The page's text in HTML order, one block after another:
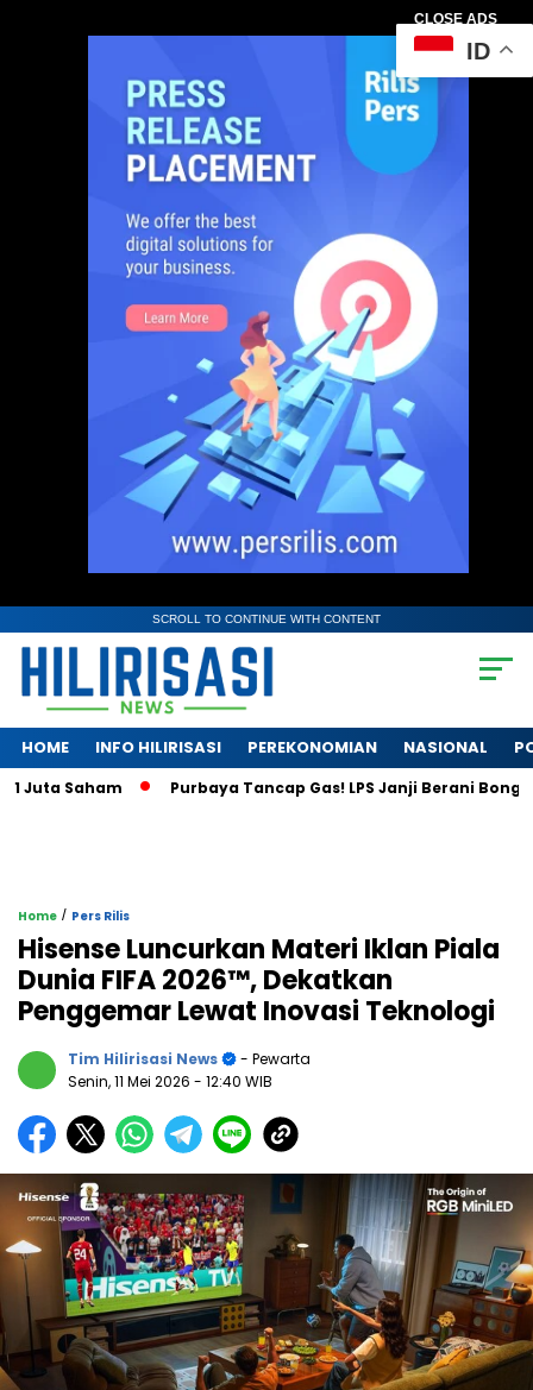
CLOSE ADS
SCROLL TO CONTINUE WITH CONTENT
HOME INFO HILIRISASI PEREKONOMIAN NASIONAL
Saham Purbaya Tancap Gas! LPS Janji Berani Bongkar
Home / Pers Rilis
Hisense Luncurkan Materi Iklan Piala
Dunia FIFA 2026™, Dekatkan
Penggemar Lewat Inovasi Teknologi
Tim Hilirisasi News
- Pewarta
Senin, 11 Mei 2026 - 12:40 WIB
ID